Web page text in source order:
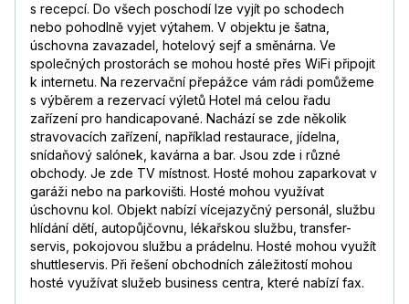
s recepcí. Do všech poschodí lze vyjít po schodech
nebo pohodlně vyjet výtahem. V objektu je šatna,
úschovna zavazadel, hotelový sejf a směnárna. Ve
společných prostorách se mohou hosté přes WiFi připojit
k internetu. Na rezervační přepážce vám rádi pomůžeme
s výběrem a rezervací výletů Hotel má celou řadu
zařízení pro handicapované. Nachází se zde několik
stravovacích zařízení, například restaurace, jídelna,
snídaňový salónek, kavárna a bar. Jsou zde i různé
obchody. Je zde TV místnost. Hosté mohou zaparkovat v
garáži nebo na parkovišti. Hosté mohou využívat
úschovnu kol. Objekt nabízí vícejazyčný personál, službu
hlídání dětí, autopůjčovnu, lékařskou službu, transfer-
servis, pokojovou službu a prádelnu. Hosté mohou využít
shuttleservis. Při řešení obchodních záležitostí mohou
hosté využívat služeb business centra, které nabízí fax.